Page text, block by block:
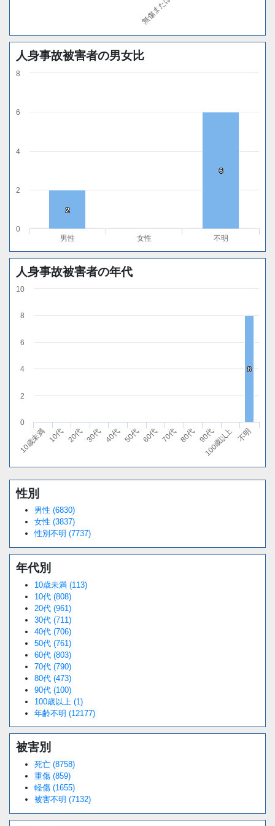
人身事故被害者の男女比
2
2
6
6
男性 女性 不明
0
2
4
6
8
人身事故被害者の年代
8
8
10歳未満 10代 20代 30代 40代 50代 60代 70代 80代 90代
100歳以上 不明
0
2
4
6
8
10
性別
男性 (6830)
女性 (3837)
性別不明 (7737)
年代別
10歳未満 (113)
10代 (808)
20代 (961)
30代 (711)
40代 (706)
50代 (761)
60代 (803)
70代 (790)
80代 (473)
90代 (100)
100歳以上 (1)
年齢不明 (12177)
被害別
死亡 (8758)
重傷 (859)
軽傷 (1655)
被害不明 (7132)